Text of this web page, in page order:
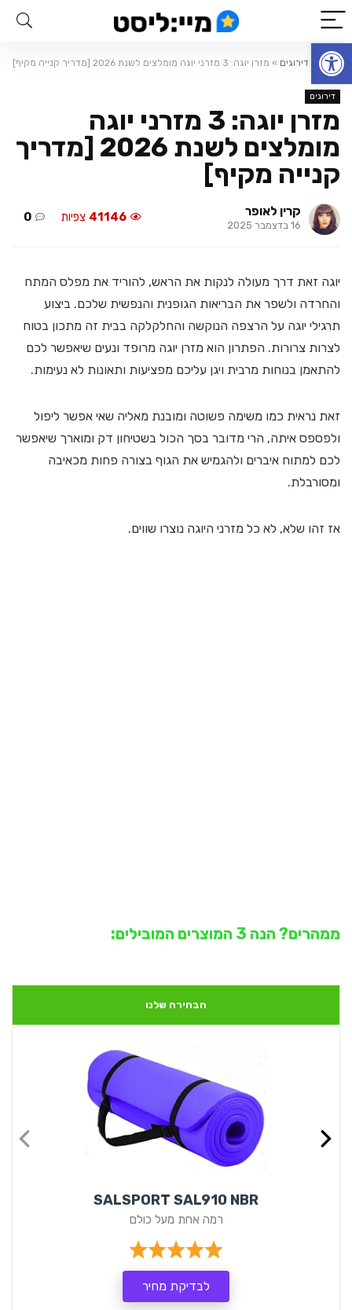
פתח סרגל נגישות
ראשי דירוגים » מזרן יוגה: 3 מזרני יוגה מומלצים לשנת 2026 [מדריך קנייה מקיף]
דירוגים
מזרן יוגה: 3 מזרני יוגה
מומלצים לשנת 2026 [מדריך
קנייה מקיף]
קרין לאופר
16 בדצמבר 2025
41146 צפיות 0
יוגה זאת דרך מעולה לנקות את הראש, להוריד את מפלס המתח
והחרדה ולשפר את הבריאות הגופנית והנפשית שלכם. ביצוע
תרגילי יוגה על הרצפה הנוקשה והחלקלקה בבית זה מתכון בטוח
לצרות צרורות. הפתרון הוא מזרן יוגה מרופד ונעים שיאפשר לכם
להתאמן בנוחות מרבית ויגן עליכם מפציעות ותאונות לא נעימות.
זאת נראית כמו משימה פשוטה ומובנת מאליה שאי אפשר ליפול
ולפספס איתה, הרי מדובר בסך הכול בשטיחון דק ומוארך שיאפשר
לכם למתוח איברים ולהגמיש את הגוף בצורה פחות מכאיבה
ומסורבלת.
אז זהו שלא, לא כל מזרני היוגה נוצרו שווים.
ממהרים? הנה 3 המוצרים המובילים:
הבחירה שלנו
SALSPORT SAL910 NBR
רמה אחת מעל כולם
לבדיקת מחיר